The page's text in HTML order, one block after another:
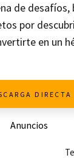
de desafíos,
por
en un
DIRECTA
Anuncios